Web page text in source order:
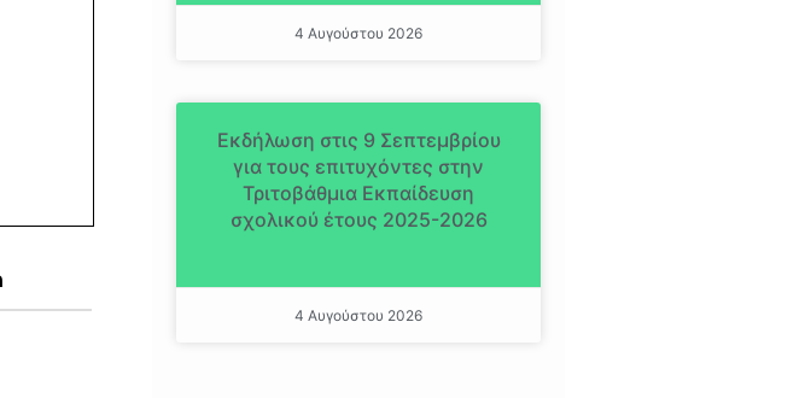
4 Αυγούστου 2026
Εκδήλωση στις 9 Σεπτεμβρίου
για τους επιτυχόντες στην
Τριτοβάθμια Εκπαίδευση
σχολικού έτους 2025-2026
4 Αυγούστου 2026